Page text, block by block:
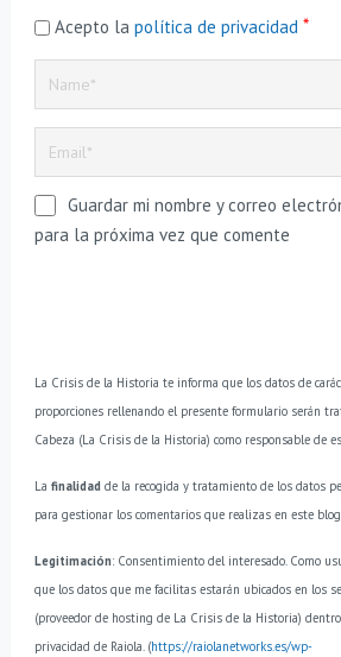
Acepto la política de privacidad *
Guardar mi nombre y correo
para la próxima vez que comente
La Crisis de la Historia te informa que los datos de
proporciones rellenando el presente formulario serán
Cabeza (La Crisis de la Historia) como responsable de
La finalidadde la recogida y tratamiento de los datos
para gestionar los comentarios que realizas en este
Legitimación: Consentimiento del interesado. Como
que los datos que me facilitas estarán ubicados en los
(proveedor de hosting de La Crisis de la Historia)
privacidad de Raiola. (https://raiolanetworks.es/wp-